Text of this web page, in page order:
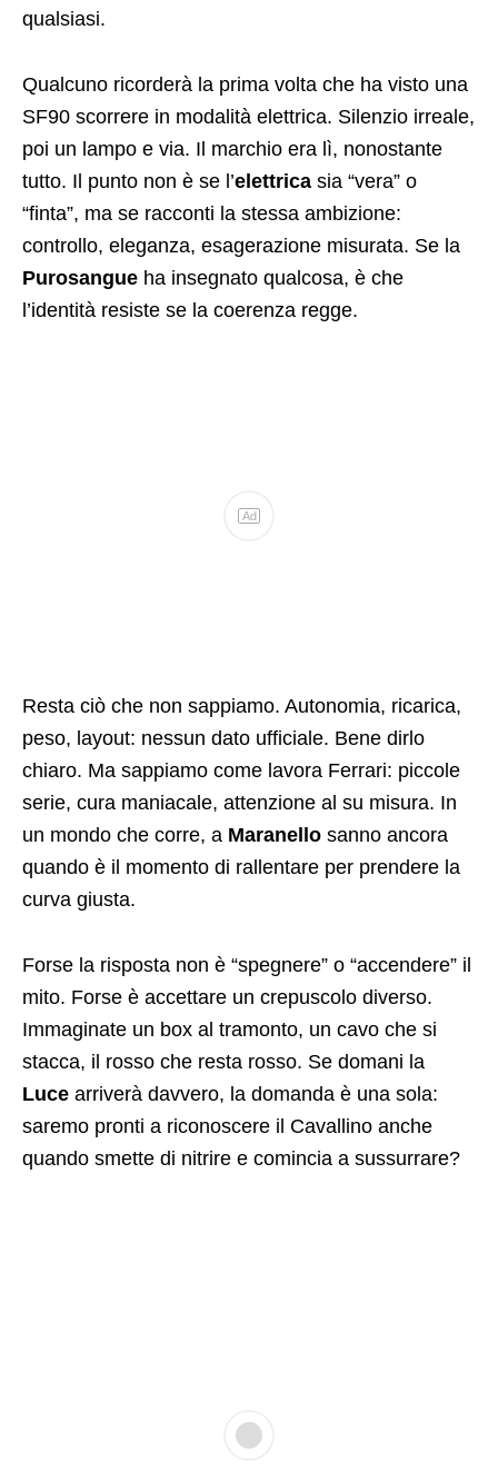
qualsiasi.
Qualcuno ricorderà la prima volta che ha visto una
SF90 scorrere in modalità elettrica. Silenzio irreale,
poi un lampo e via. Il marchio era lì, nonostante
tutto. Il punto non è se l’elettrica sia “vera” o
“finta”, ma se racconti la stessa ambizione:
controllo, eleganza, esagerazione misurata. Se la
Purosangue ha insegnato qualcosa, è che
l’identità resiste se la coerenza regge.
Ad
Resta ciò che non sappiamo. Autonomia, ricarica,
peso, layout: nessun dato ufficiale. Bene dirlo
chiaro. Ma sappiamo come lavora Ferrari: piccole
serie, cura maniacale, attenzione al su misura. In
un mondo che corre, a Maranello sanno ancora
quando è il momento di rallentare per prendere la
curva giusta.
Forse la risposta non è “spegnere” o “accendere” il
mito. Forse è accettare un crepuscolo diverso.
Immaginate un box al tramonto, un cavo che si
stacca, il rosso che resta rosso. Se domani la
Luce arriverà davvero, la domanda è una sola:
saremo pronti a riconoscere il Cavallino anche
quando smette di nitrire e comincia a sussurrare?